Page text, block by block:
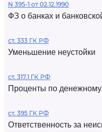
N 395-1 от 02.12.1990
ФЗ о банках и
ст. 333 ГК РФ
Уменьшение неустойки
ст. 317.1 ГК РФ
Проценты по денежному
ст. 395 ГК РФ
Ответственность за